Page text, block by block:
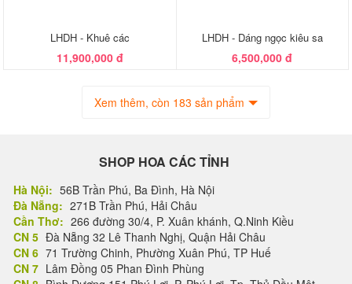
LHDH - Khuê các
11,900,000 đ
LHDH - Dáng ngọc kiêu sa
6,500,000 đ
Xem thêm, còn 183 sản phẩm
SHOP HOA CÁC TỈNH
Hà Nội: 56B Trần Phú, Ba Đình, Hà Nội
Đà Nẵng: 271B Trần Phú, Hải Châu
Cần Thơ: 266 đường 30/4, P. Xuân khánh, Q.Ninh Kiều
CN 5 Đà Nẵng 32 Lê Thanh Nghị, Quận Hải Châu
CN 6 71 Trường Chinh, Phường Xuân Phú, TP Huế
CN 7 Lâm Đồng 05 Phan Đình Phùng